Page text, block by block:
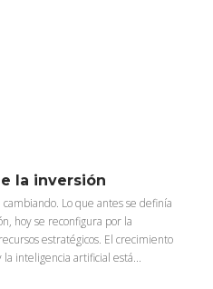
la inversión
Lo que antes se definía
hoy se reconfigura por la
estratégicos. El crecimiento
inteligencia artificial está...